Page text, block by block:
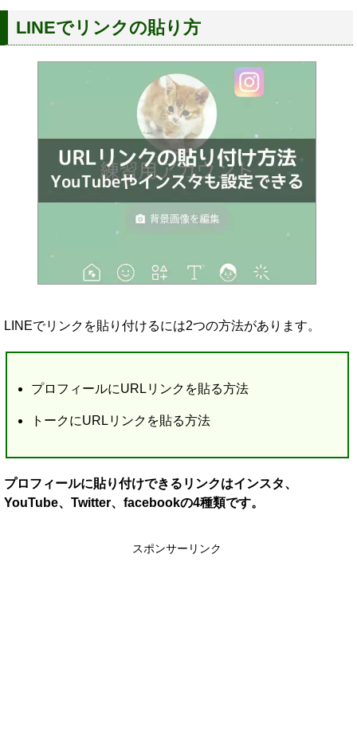
LINEでリンクの貼り方
LINEでリンクを貼り付けるには2つの方法があります。
プロフィールにURLリンクを貼る方法
トークにURLリンクを貼る方法
プロフィールに貼り付けできるリンクはインスタ、
YouTube、Twitter、facebookの4種類です。
スポンサーリンク